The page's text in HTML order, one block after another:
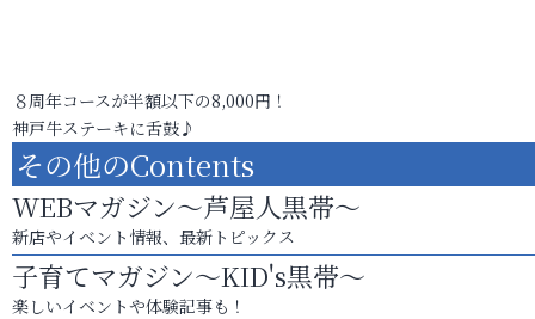
８周年コースが半額以下の8,000円！
神戸牛ステーキに舌鼓♪
その他のContents
WEBマガジン～芦屋人黒帯～
新店やイベント情報、最新トピックス
子育てマガジン～KID's黒帯～
楽しいイベントや体験記事も！